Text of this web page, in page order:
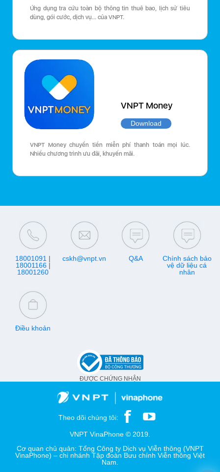
Ứng dụng tra cứu toàn bộ thông tin thuê bao, lịch sử tiêu
dùng, gói cước, dịch vụ… của VNPT.
VNPT Money
Download
VNPT Money chuyển tiền miễn phí thanh toán mọi lúc.
Nhiều chương trình ưu đãi, khuyến mãi.
18001091 |
18001166|
18001260
cskh@vnpt.vn Q&A
Chính sách bảo
vệ dữ liệu cá
nhân
Điều khoản
ĐƯỢC CHỨNG NHẬN
Theo dõi chúng tôi:
VNPT VinaPhone © 2019.
Cơ quan chủ quản: Tổng Công ty Dịch vụ Viễn thông (VNPT
VinaPhone) – chi nhánh Tập đoàn Bưu chính Viễn thông Việt
Nam.